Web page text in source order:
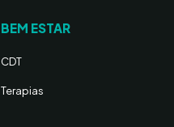
BEM ESTAR
CDT
Terapias